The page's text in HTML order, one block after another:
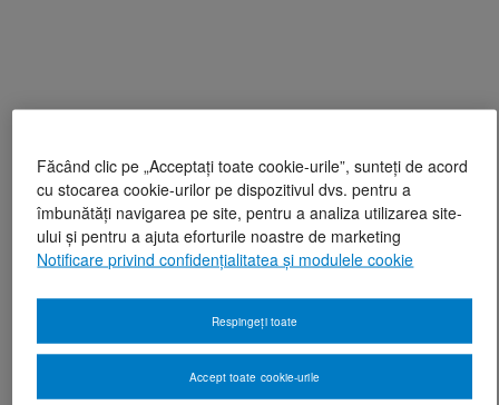
Făcând clic pe „Acceptați toate cookie-urile”, sunteți de acord
cu stocarea cookie-urilor pe dispozitivul dvs. pentru a
îmbunătăți navigarea pe site, pentru a analiza utilizarea site-
ului și pentru a ajuta eforturile noastre de marketing
Notificare privind confidențialitatea și modulele cookie
Respingeți toate
Accept toate cookie-urile